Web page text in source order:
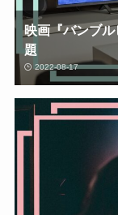
映画『バンブ
題
2022-08-17